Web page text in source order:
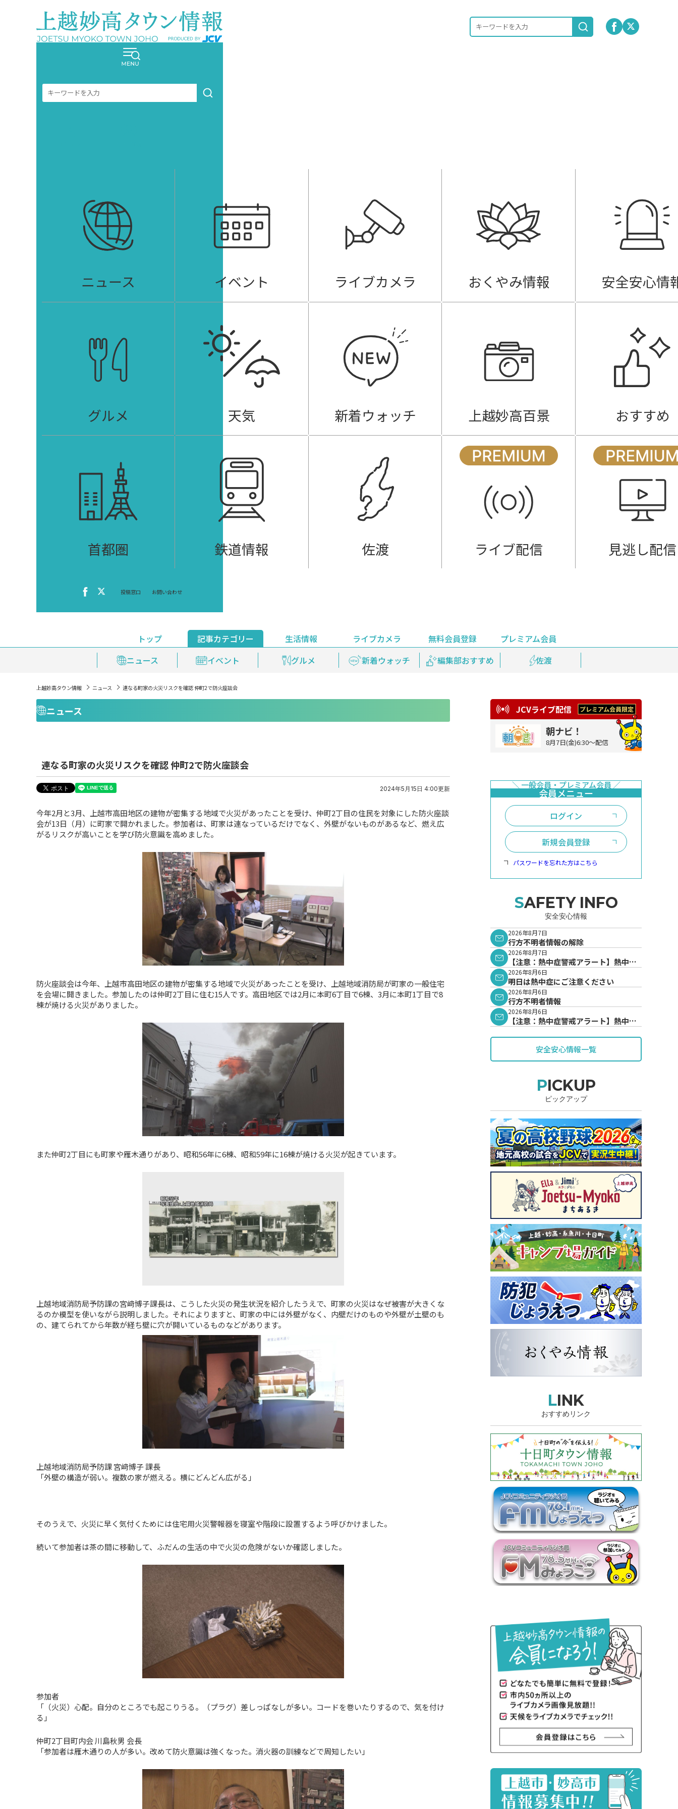
ニュース イベント ライブカメラ おくやみ情報 安全安心情
グルメ 天気 新着ウォッチ 上越妙高百景 おすすめ
首都圏 鉄道情報 佐渡 ライブ配信 見逃し配信
投稿窓口 お問い合わせ
トップ
記事カテゴリー
ニュース
イベント グルメ 新着ウォッチ 編集部おすすめ 佐渡
生活情報
おくやみ情報
安全安心情報 天気 上越妙高百景 鉄道情報
ライブカメラ 無料会員登録
プレミアム会員
ライブ配信
見逃し配信 プレミアム会員登録
上越妙高タウン情報 ニュース 連なる町家の火災リスクを確認 仲町2で防火座談会
ニュース
連なる町家の火災リスクを確認 仲町2で防火座談会
2024年5月15日 4:00更新
今年2月と3月、上越市高田地区の建物が密集する地域で火災があったことを受け、仲町2丁目の住民を対象にした防火座談
会が13日（月）に町家で開かれました。参加者は、町家は連なっているだけでなく、外壁がないものがあるなど、燃え広
がるリスクが高いことを学び防火意識を高めました。
防火座談会は今年、上越市高田地区の建物が密集する地域で火災があったことを受け、上越地域消防局が町家の一般住宅
を会場に開きました。参加したのは仲町2丁目に住む15人です。高田地区では2月に本町6丁目で6棟、3月に本町1丁目で8
棟が焼ける火災がありました。
また仲町2丁目にも町家や雁木通りがあり、昭和56年に6棟、昭和59年に16棟が焼ける火災が起きています。
上越地域消防局予防課の宮﨑博子課長は、こうした火災の発生状況を紹介したうえで、町家の火災はなぜ被害が大きくな
るのか模型を使いながら説明しました。それによりますと、町家の中には外壁がなく、内壁だけのものや外壁が土壁のも
の、建てられてから年数が経ち壁に穴が開いているものなどがあります。
上越地域消防局予防課 宮﨑博子 課長
「外壁の構造が弱い。複数の家が燃える。横にどんどん広がる」
そのうえで、火災に早く気付くためには住宅用火災警報器を寝室や階段に設置するよう呼びかけました。
続いて参加者は茶の間に移動して、ふだんの生活の中で火災の危険がないか確認しました。
参加者
「（火災）心配。自分のところでも起こりうる。（プラグ）差しっぱなしが多い。コードを巻いたりするので、気を付け
る」
仲町2丁目町内会 川島秋男 会長
「参加者は雁木通りの人が多い。改めて防火意識は強くなった。消火器の訓練などで周知したい」
JCVライブ配信
朝ナビ！
8月7日(金)6:30～配信
ログイン
新規会員登録
パスワードを忘れた方はこちら
SAFETY INFO
安全安心情報
2026年8月7日
行方不明者情報の解除
2026年8月7日
【注意：熱中症警戒アラート】熱中症
警戒アラートが発表されています。
2026年8月6日
明日は熱中症にご注意ください
2026年8月6日
行方不明者情報
2026年8月6日
【注意：熱中症警戒アラート】熱中症
安全安心情報一覧
PICKUP
ピックアップ
LINK
おすすめリンク